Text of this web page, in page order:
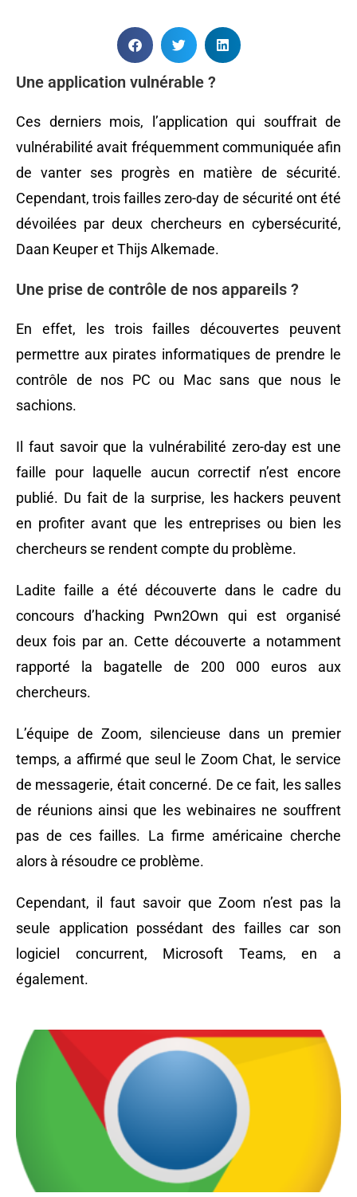
Une application vulnérable ?
Ces derniers mois, l’application qui souffrait de
vulnérabilité avait fréquemment communiquée afin
de vanter ses progrès en matière de sécurité.
Cependant, trois failles zero-day de sécurité ont été
dévoilées par deux chercheurs en cybersécurité,
Daan Keuper et Thijs Alkemade.
Une prise de contrôle de nos appareils ?
En effet, les trois failles découvertes peuvent
permettre aux pirates informatiques de prendre le
contrôle de nos PC ou Mac sans que nous le
sachions.
Il faut savoir que la vulnérabilité zero-day est une
faille pour laquelle aucun correctif n’est encore
publié. Du fait de la surprise, les hackers peuvent
en profiter avant que les entreprises ou bien les
chercheurs se rendent compte du problème.
Ladite faille a été découverte dans le cadre du
concours d’hacking Pwn2Own qui est organisé
deux fois par an. Cette découverte a notamment
rapporté la bagatelle de 200 000 euros aux
chercheurs.
L’équipe de Zoom, silencieuse dans un premier
temps, a affirmé que seul le Zoom Chat, le service
de messagerie, était concerné. De ce fait, les salles
de réunions ainsi que les webinaires ne souffrent
pas de ces failles. La firme américaine cherche
alors à résoudre ce problème.
Cependant, il faut savoir que Zoom n’est pas la
seule application possédant des failles car son
logiciel concurrent, Microsoft Teams, en a
également.